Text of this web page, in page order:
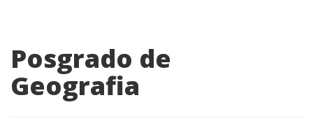
Posgrado de
Geografia